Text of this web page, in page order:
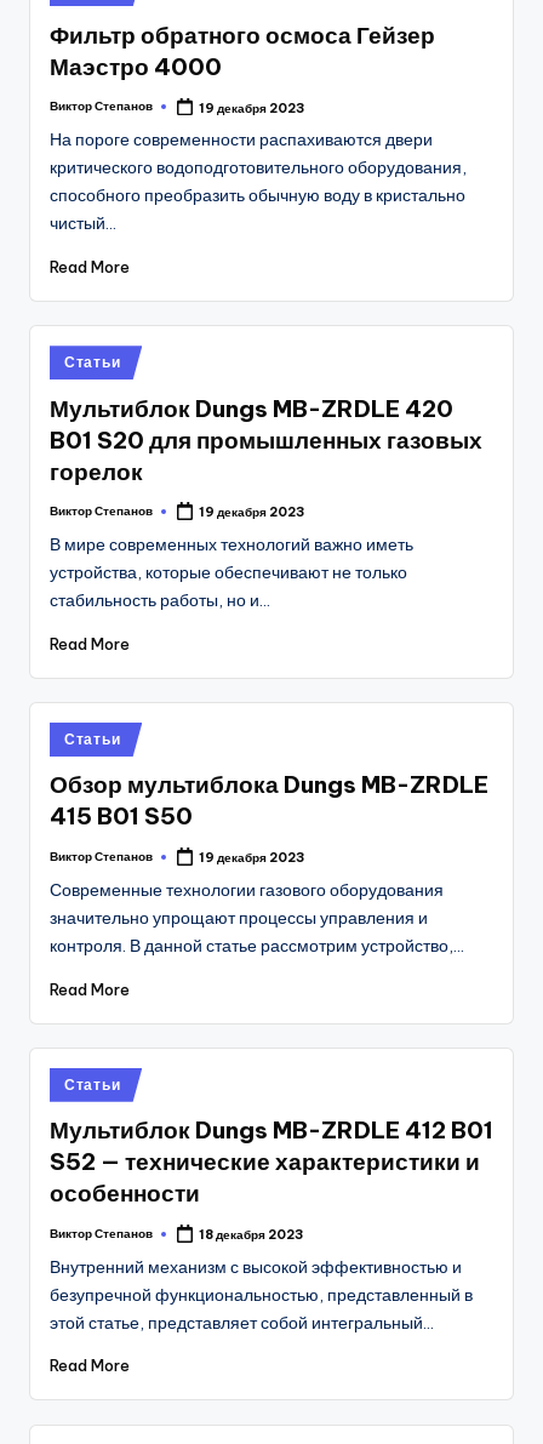
in
Фильтр обратного осмоса Гейзер
Маэстро 4000
Posted
Виктор Степанов 19 декабря 2023
На пороге современности распахиваются двери
критического водоподготовительного оборудования,
способного преобразить обычную воду в кристально
чистый…
Read More
Posted
in
Статьи
Мультиблок Dungs MB-ZRDLE 420
B01 S20 для промышленных газовых
горелок
Posted
Виктор Степанов 19 декабря 2023
В мире современных технологий важно иметь
устройства, которые обеспечивают не только
стабильность работы, но и…
Read More
Posted
in
Статьи
Обзор мультиблока Dungs MB-ZRDLE
415 B01 S50
Posted
Виктор Степанов 19 декабря 2023
Современные технологии газового оборудования
значительно упрощают процессы управления и
контроля. В данной статье рассмотрим устройство,…
Read More
Posted
in
Статьи
Мультиблок Dungs MB-ZRDLE 412 B01
S52 — технические характеристики и
особенности
Posted
Виктор Степанов 18 декабря 2023
Внутренний механизм с высокой эффективностью и
безупречной функциональностью, представленный в
этой статье, представляет собой интегральный…
Read More